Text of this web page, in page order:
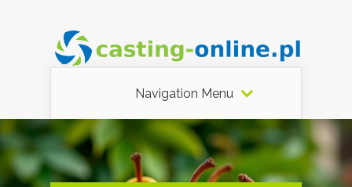
Navigation Menu